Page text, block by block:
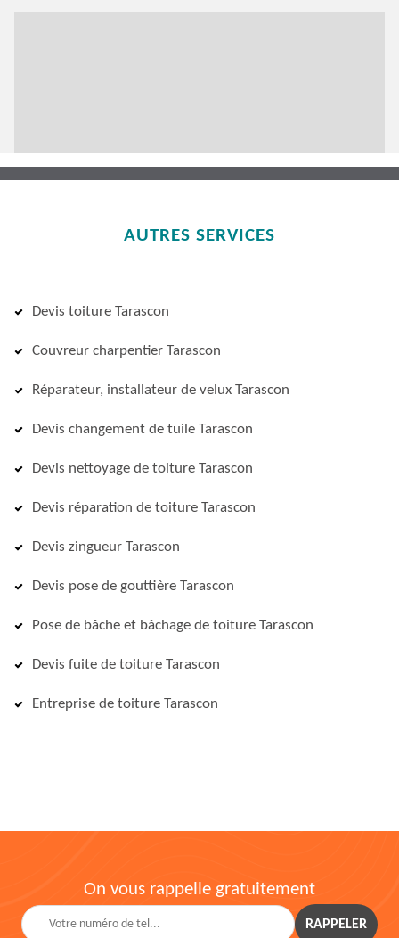
AUTRES SERVICES
Devis toiture Tarascon
Couvreur charpentier Tarascon
Réparateur, installateur de velux Tarascon
Devis changement de tuile Tarascon
Devis nettoyage de toiture Tarascon
Devis réparation de toiture Tarascon
Devis zingueur Tarascon
Devis pose de gouttière Tarascon
Pose de bâche et bâchage de toiture Tarascon
Devis fuite de toiture Tarascon
Entreprise de toiture Tarascon
On vous rappelle gratuitement